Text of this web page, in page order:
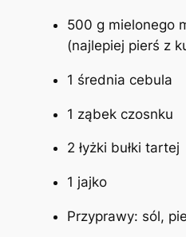
500 g mielonego
(najlepiej pierś z
1 średnia cebula
1 ząbek czosnku
2 łyżki bułki tartej
1 jajko
Przyprawy: sól,